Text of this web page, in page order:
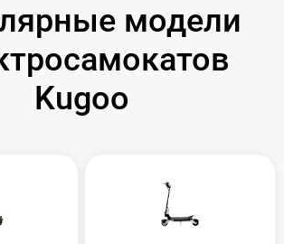
модели
Kugoo